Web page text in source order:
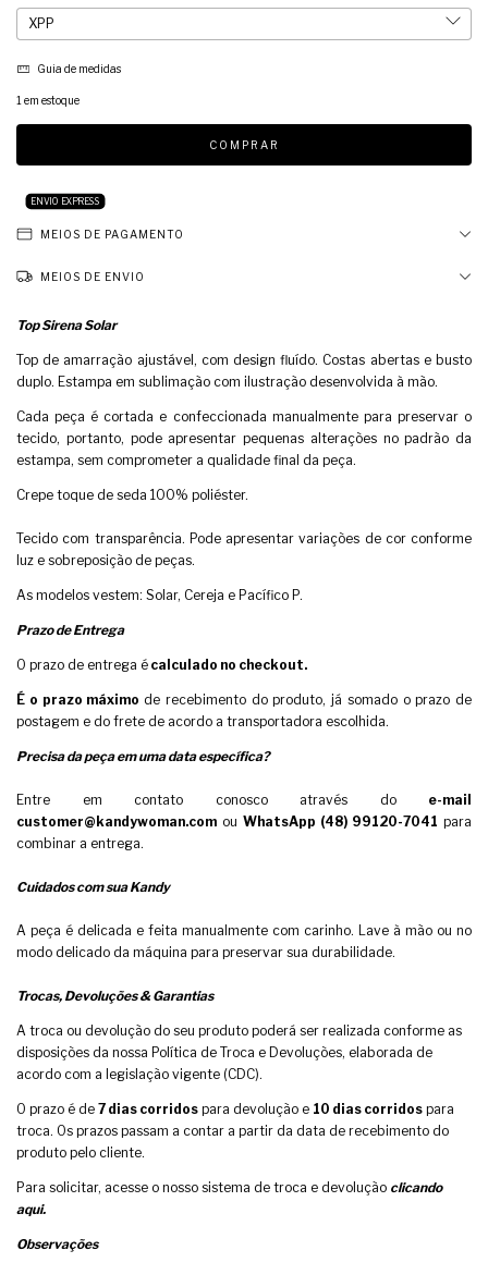
Guia de medidas
1 em estoque
ENVIO EXPRESS
MEIOS DE PAGAMENTO
MEIOS DE ENVIO
Top Sirena Solar
Top de amarração ajustável, com design fluído. Costas abertas e busto
duplo. Estampa em sublimação com ilustração desenvolvida à mão.
Cada peça é cortada e confeccionada manualmente para preservar o
tecido, portanto, pode apresentar pequenas alterações no padrão da
estampa, sem comprometer a qualidade final da peça.
Crepe toque de seda 100% poliéster.
Tecido com transparência. Pode apresentar variações de cor conforme
luz e sobreposição de peças.
As modelos vestem: Solar, Cereja e Pacífico P.
Prazo de Entrega
O prazo de entrega é calculado no checkout.
É o prazo máximo de recebimento do produto, já somado o prazo de
postagem e do frete de acordo a transportadora escolhida.
Precisa da peça em uma data específica?
Entre em contato conosco através do e-mail
customer@kandywoman.com ou WhatsApp (48) 99120-7041 para
combinar a entrega.
Cuidados com sua Kandy
A peça é delicada e feita manualmente com carinho. Lave à mão ou no
modo delicado da máquina para preservar sua durabilidade.
Trocas, Devoluções & Garantias
A troca ou devolução do seu produto poderá ser realizada conforme as
disposições da nossa Política de Troca e Devoluções, elaborada de
acordo com a legislação vigente (CDC).
O prazo é de 7 dias corridos para devolução e 10 dias corridos para
troca. Os prazos passam a contar a partir da data de recebimento do
produto pelo cliente.
Para solicitar, acesse o nosso sistema de troca e devolução clicando
aqui.
Observações